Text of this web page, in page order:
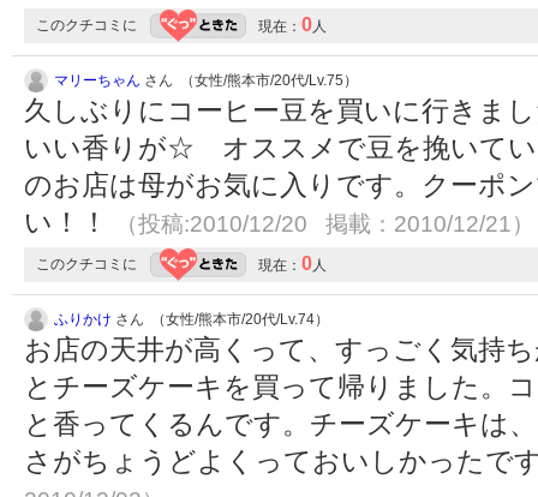
このクチコミに 現在： 0 人
マリーちゃん さん （女性/熊本市/20代/Lv.75）
久しぶりにコーヒー豆を買いに行きま
いい香りが☆ オススメで豆を挽いて
のお店は母がお気に入りです。クーポ
い！！
（投稿:2010/12/20 掲載：2010/12/21）
このクチコミに 現在： 0 人
ふりかけ さん （女性/熊本市/20代/Lv.74）
お店の天井が高くって、すっごく気持
とチーズケーキを買って帰りました。
と香ってくるんです。チーズケーキは
さがちょうどよくっておいしかったで